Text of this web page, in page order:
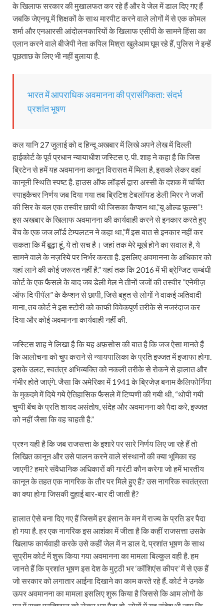
के खिलाफ सरकार की मुखालफत कर रहे हैं और वे जेल में डाल दिए गए हैं
जबकि जेएनयू में शिक्षकों के साथ मारपीट करने वाले लोगों में से एक कोमल
शर्मा और एनआरसी आंदोलनकारियों के खिलाफ एसीपी के सामने हिंसा का
एलान करने वाले बीजेपी नेता कपिल मिश्रा खुलेआम घूम रहे हैं, पुलिस ने इन्‍हें
पूछताछ के लिए भी नहीं बुलाया है.
भारत में आपराधिक अवमानना की प्रासंगिकता: संदर्भ
प्रशांत भूषण
कल यानि 27 जुलाई को द हिन्दू अखबार में लिखे अपने लेख में दिल्ली
हाईकोर्ट के पूर्व प्रधान न्यायाधीश जस्टिस ए. पी. शाह ने कहा है कि जिस
ब्रिटेन से हमें यह अवमानना कानून विरासत में मिला है, इसको लेकर वहां
कानूनी स्थिति स्‍पष्‍ट है. हाउस ऑफ लॉर्ड्स द्वारा अस्‍सी के दशक में चर्चित
स्‍पाइकैचर निर्णय जब दिया गया तब ब्रिटिश टेबलॉयड डेली मिरर ने जजों
की सिर के बल एक तस्‍वीर छापी थी जिसका कैप्‍शन था,“यू ओल्‍ड फूल्‍स”!
इस अखबार के खिलाफ अवमानना की कार्यवाही करने से इनकार करते हुए
बेंच के एक जज लॉर्ड टेम्‍पलटन ने कहा था,“मैं इस बात से इनकार नहीं कर
सकता कि मैं बूढ़ा हूं, ये तो सच है। जहां तक मेरे मूर्ख होने का सवाल है, ये
सामने वाले के नज़रिये पर निर्भर करता है. इसलिए अवमानना के अधिकार को
यहां लाने की कोई जरूरत नहीं है.” यहां तक कि 2016 में भी ब्रेग्जि़ट सम्‍बंधी
कोर्ट के एक फैसले के बाद जब डेली मेल ने तीनों जजों की तस्‍वीर “एनेमीज़
ऑफ दि पीपॅल” के कैप्‍शन से छापी, जिसे बहुत से लोगों ने वाकई अतिवादी
माना, तब कोर्ट ने इस स्‍टोरी को काफी विवेकपूर्ण तरीके से नजरंदाज कर
दिया और कोई अवमानना कार्यवाही नहीं की.
जस्टिस शाह ने लिखा है कि यह अफ़सोस की बात है कि जज ऐसा मानते हैं
कि आलोचना को चुप कराने से न्‍यायपालिका के प्रति इज्‍जत में इजाफा होगा.
इसके उलट, स्‍वतंत्र अभिव्‍यक्ति को नकली तरीके से रोकने से हालात और
गंभीर होते जाएंगे. जैसा कि अमेरिका में 1941 के ब्रिजेज़ बनाम कैलिफोर्निया
के मुकदमे में दिये गये ऐति‍हासिक फैसले में टिप्‍पणी की गयी थी, “थोपी गयी
चुप्‍पी बेंच के प्रति शायद असंतोष, संदेह और अवमानना को पैदा करे, इज्‍जत
को नहीं जैसा कि वह चाहती है.”
प्रश्न यही है कि जब राजसत्ता के इशारे पर सारे निर्णय लिए जा रहे हैं तो
लिखित कानून और उसे पालन करने वाले संस्थानों की क्या भूमिका रह
जाएगी? हमारे संवैधानिक अधिकारों की गारंटी कौन करेगा जो हमें भारतीय
कानून के तहत एक नागरिक के तौर पर मिले हुए हैं? उस नागरिक स्वतंत्रता
का क्या होगा जिसकी दुहाई बार-बार दी जाती है?
हालात ऐसे बना दिए गए हैं जिसमें हर इंसान के मन में राज्य के प्रति डर पैदा
हो गया है. हर एक नागरिक इस आशंका में जीता है कि कहीं राजसत्ता उसके
खिलाफ कार्यवाही करके उसे कहीं जेल में न डाल दे. प्रशांत भूषण के साथ
सुप्रीम कोर्ट में शुरू किया गया अवमानना का मामला बिल्कुल वही है. हम
जानते हैं कि प्रशांत भूषण इस देश के मुट्ठी भर ‘कॉशिएंस कीपर’ में से एक हैं
जो सरकार को लगातार आईना दिखाने का काम करते रहे हैं. कोर्ट ने उनके
ऊपर अवमानना का मामला इसलिए शुरू किया है जिससे कि आम लोगों के